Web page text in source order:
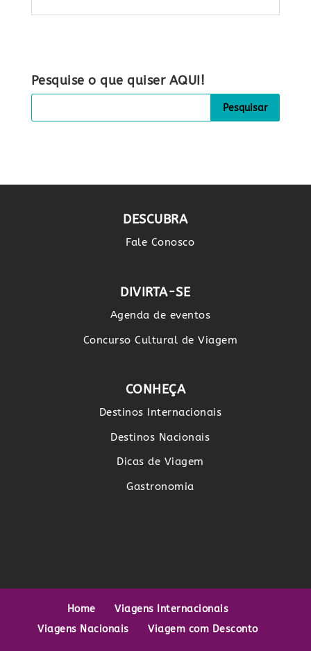
Pesquise o que quiser AQUI!
DESCUBRA
Fale Conosco
DIVIRTA-SE
Agenda de eventos
Concurso Cultural de Viagem
CONHEÇA
Destinos Internacionais
Destinos Nacionais
Dicas de Viagem
Gastronomia
Home
Viagens Internacionais
Viagens Nacionais
Viagem com Desconto